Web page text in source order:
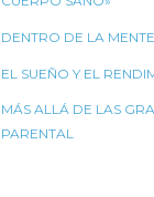
DENTRO DE LA
EL SUEÑO Y EL
MÁS ALLÁ DE LAS
PARENTAL